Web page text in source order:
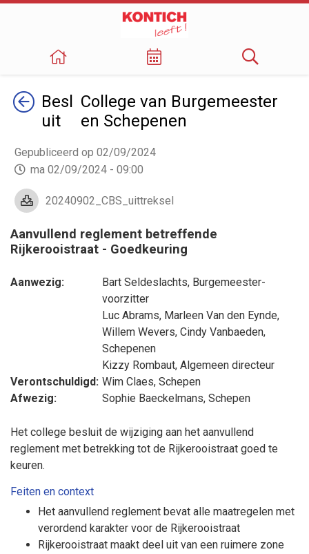
TerugBesl
uit
College van Burgemeester
en Schepenen
Gepubliceerd op 02/09/2024
ma 02/09/2024 - 09:00
20240902_CBS_uittreksel
Aanvullend reglement betreffende
Rijkerooistraat - Goedkeuring
Aanwezig: Bart Seldeslachts, Burgemeester-
voorzitter
Luc Abrams, Marleen Van den Eynde,
Willem Wevers, Cindy Vanbaeden,
Schepenen
Kizzy Rombaut, Algemeen directeur
Verontschuldigd: Wim Claes, Schepen
Afwezig:
Sophie Baeckelmans, Schepen
Het college besluit de wijziging aan het aanvullend
reglement met betrekking tot de Rijkerooistraat goed te
keuren.
Feiten en context
Het aanvullend reglement bevat alle maatregelen met
verordend karakter voor de Rijkerooistraat
Rijkerooistraat maakt deel uit van een ruimere zone